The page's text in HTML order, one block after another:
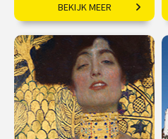
Politieke en culturele
geschiedenis van een
fascinerende regio.
€ 195,00
vanaf 31
aug
/ Op locatie of online
BEKIJK MEER